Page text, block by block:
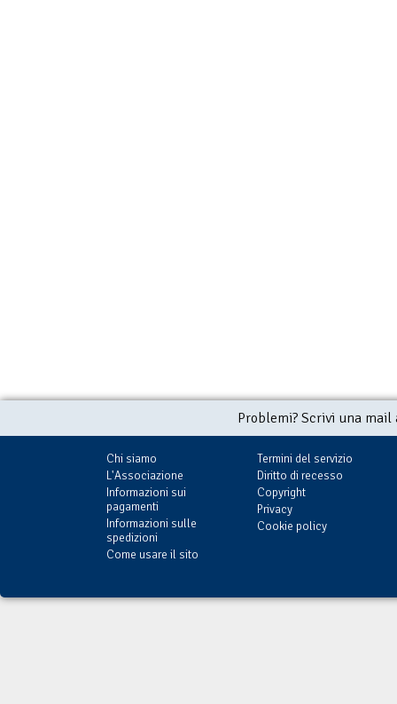
Problemi? Scrivi una
Chi siamo
L'Associazione
Informazioni sui
pagamenti
Informazioni sulle
spedizioni
Come usare il sito
Termini del servizio
Diritto di recesso
Copyright
Privacy
Cookie policy